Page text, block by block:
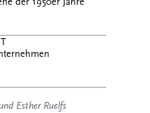
Esther Ruelfs